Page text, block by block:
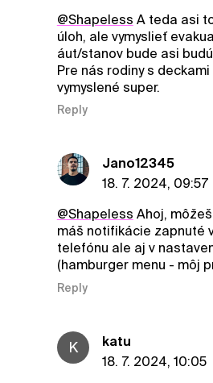
@ShapeIess A teda asi
úloh, ale vymyslieť
áut/stanov bude asi
Pre nás rodiny s
vymyslené super.
Reply
Jano12345
18. 7. 2024, 09:57
@ShapeIess Ahoj,
máš notifikácie zapnuté
telefónu ale aj v
(hamburger menu - môj
Reply
K
katu
18. 7. 2024, 10:05